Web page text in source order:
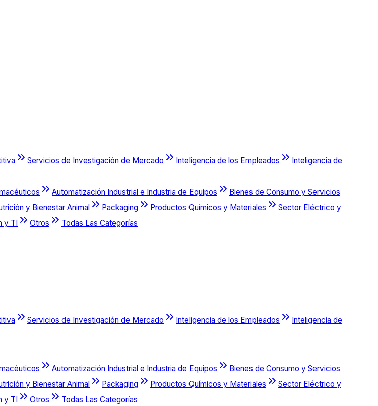
Servicios de Investigación de Mercado Inteligencia de los Empleados
Inteligencia de
Automatización Industrial e Industria de Equipos
Bienes de Consumo y Servicios
y Bienestar Animal Packaging Productos Químicos y Materiales
Sector Eléctrico y
y TI Otros Todas Las Categorías
Servicios de Investigación de Mercado Inteligencia de los Empleados
Inteligencia de
Automatización Industrial e Industria de Equipos
Bienes de Consumo y Servicios
y Bienestar Animal Packaging Productos Químicos y Materiales
Sector Eléctrico y
y TI Otros
Todas Las Categorías